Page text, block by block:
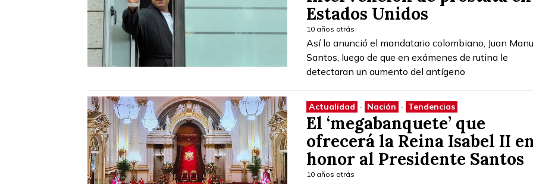
Estados Unidos
10 años atrás
Así lo anunció el mandatario colombiano, Juan
Santos, luego de que en exámenes de rutina le
detectaran un aumento del antígeno
Actualidad · Nación · Tendencias
El ‘megabanquete’ que
ofrecerá la Reina Isabel II
honor al Presidente Santos
10 años atrás